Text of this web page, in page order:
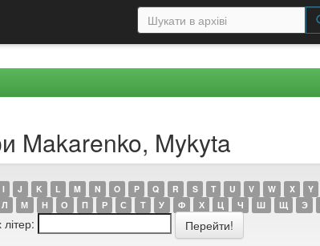
Makarenko, Mykyta
I J K L M N O P Q R S T U V W X Y
Л М Н О П Р С Т У Ф Х Ц Ч Ш Щ Э